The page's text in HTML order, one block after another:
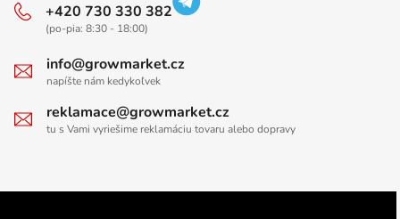
+420 730 330 382
(po-pia: 8:30 - 18:00)
info@growmarket.cz
napíšte nám kedykoľvek
reklamace@growmarket.cz
tu s Vami vyriešime reklamáciu tovaru alebo dopravy